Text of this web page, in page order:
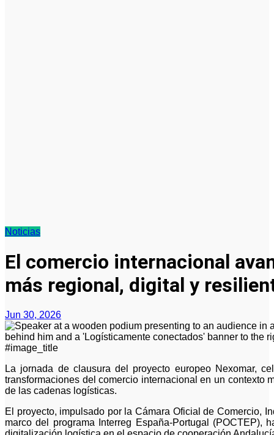
Noticias
El comercio internacional
más regional, digital y
Jun 30, 2026
#image_title
La jornada de clausura del proyecto europeo Nexomar, celebrada el 26 de junio, analizó las principales
transformaciones del comercio internacional en un contexto
de las cadenas logísticas.
El proyecto, impulsado por la Cámara Oficial de Comercio,
marco del programa Interreg España-Portugal (POCTEP),